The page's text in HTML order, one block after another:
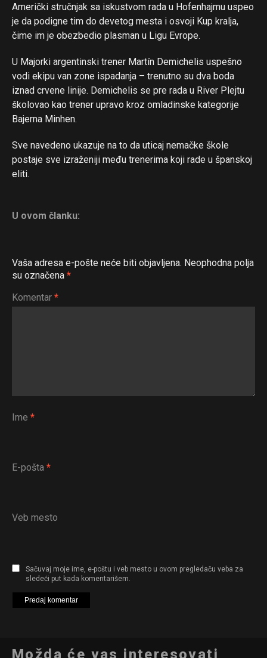
Američki stručnjak sa iskustvom rada u Hofenhajmu uspeo
je da podigne tim do devetog mesta i osvoji Kup kralja,
čime im je obezbedio plasman u Ligu Evrope.
U Majorki argentinski trener Martín Demichelis uspešno
vodi ekipu van zone ispadanja – trenutno su dva boda
iznad crvene linije. Demichelis se pre rada u River Plejtu
školovao kao trener upravo kroz omladinske kategorije
Bajerna Minhen.
Sve navedeno ukazuje na to da uticaj nemačke škole
postaje sve izraženiji među trenerima koji rade u španskoj
eliti.
U ovom članku:
Vaša adresa e-pošte neće biti objavljena. Neophodna polja
su označena *
Komentar *
Ime *
E-pošta *
Veb mesto
Sačuvaj moje ime, e-poštu i veb mesto u ovom pregledaču veba za
sledeći put kada komentarišem.
Možda će vas interesovati
Reddit